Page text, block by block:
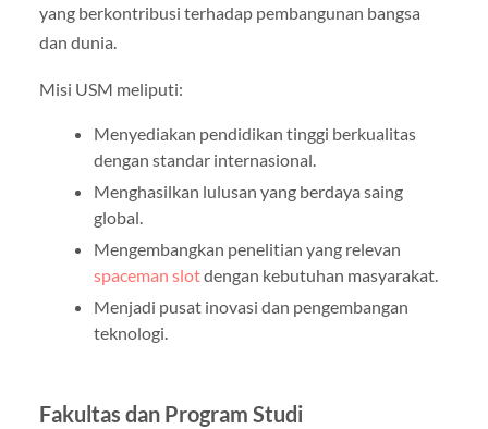
yang berkontribusi terhadap pembangunan bangsa
dan dunia.
Misi USM meliputi:
Menyediakan pendidikan tinggi berkualitas
dengan standar internasional.
Menghasilkan lulusan yang berdaya saing
global.
Mengembangkan penelitian yang relevan
spaceman slotdengan kebutuhan masyarakat.
Menjadi pusat inovasi dan pengembangan
teknologi.
Fakultas dan Program Studi